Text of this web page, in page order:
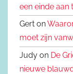
een einde aan
Gert on
moet zijn
Judy on De
nieuwe